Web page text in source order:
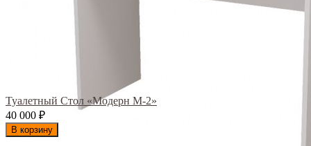
Туалетный Стол «Модерн М-2»
40 000 ₽
В корзину